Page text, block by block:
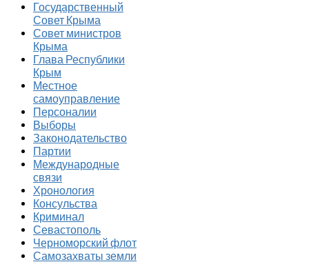
Государственный
Совет Крыма
Совет министров
Крыма
Глава Республики
Крым
Местное
самоуправление
Персоналии
Выборы
Законодательство
Партии
Международные
связи
Хронология
Консульства
Криминал
Севастополь
Черноморский флот
Самозахваты земли